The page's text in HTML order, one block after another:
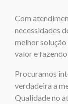
Com
necessidades
melhor
valor e
Procuramos
verdadeira a
Qualidade no